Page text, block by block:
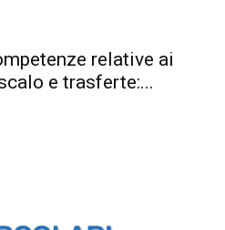
relative ai
e trasferte:...